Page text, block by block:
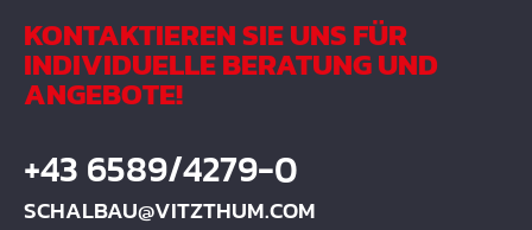
KONTAKTIEREN SIE UNS FÜR
INDIVIDUELLE BERATUNG UND
ANGEBOTE!
+43 6589/4279-0
SCHALBAU@VITZTHUM.COM